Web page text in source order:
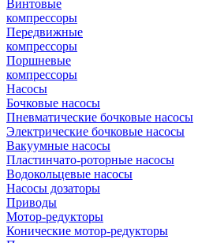
Винтовые
компрессоры
Передвижные
компрессоры
Поршневые
компрессоры
Насосы
Бочковые насосы
Пневматические бочковые насосы
Электрические бочковые насосы
Вакуумные насосы
Пластинчато-роторные насосы
Водокольцевые насосы
Насосы дозаторы
Приводы
Мотор-редукторы
Конические мотор-редукторы